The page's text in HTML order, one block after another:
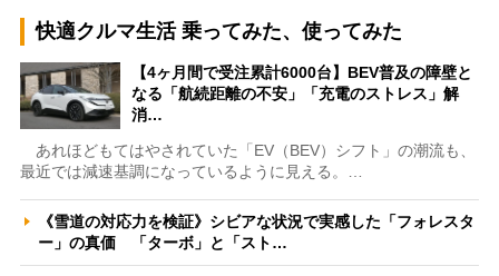
快適クルマ生活 乗ってみた、使ってみた
【4ヶ月間で受注累計6000台】BEV普及の障壁と
なる「航続距離の不安」「充電のストレス」解
消…
あれほどもてはやされていた「EV（BEV）シフト」の潮流も、
最近では減速基調になっているように見える。…
《雪道の対応力を検証》シビアな状況で実感した「フォレスタ
ー」の真価 「ターボ」と「スト…